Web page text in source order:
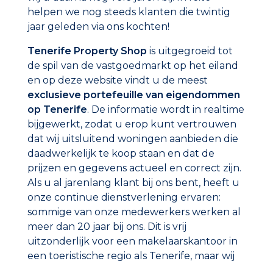
helpen we nog steeds klanten die twintig
jaar geleden via ons kochten!
Tenerife Property Shop is uitgegroeid tot
de spil van de vastgoedmarkt op het eiland
en op deze website vindt u de meest
exclusieve portefeuille van eigendommen
op Tenerife. De informatie wordt in realtime
bijgewerkt, zodat u erop kunt vertrouwen
dat wij uitsluitend woningen aanbieden die
daadwerkelijk te koop staan en dat de
prijzen en gegevens actueel en correct zijn.
Als u al jarenlang klant bij ons bent, heeft u
onze continue dienstverlening ervaren:
sommige van onze medewerkers werken al
meer dan 20 jaar bij ons. Dit is vrij
uitzonderlijk voor een makelaarskantoor in
een toeristische regio als Tenerife, maar wij